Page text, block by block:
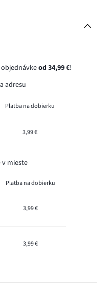
od 34,99 €!
adresu
Platba na dobierku
3,99 €
mieste
Platba na dobierku
3,99 €
3,99 €